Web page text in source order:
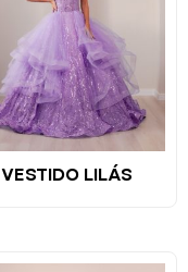
VESTIDO LILÁS